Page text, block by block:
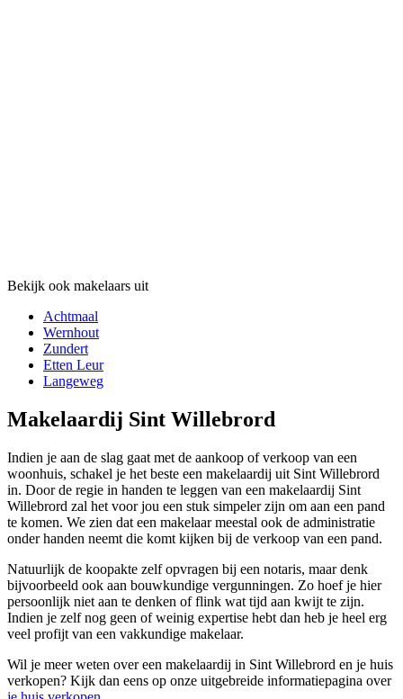
Bekijk ook makelaars uit
Achtmaal
Wernhout
Zundert
Etten Leur
Langeweg
Makelaardij Sint Willebrord
Indien je aan de slag gaat met de aankoop of verkoop van een
woonhuis, schakel je het beste een makelaardij uit Sint Willebrord
in. Door de regie in handen te leggen van een makelaardij Sint
Willebrord zal het voor jou een stuk simpeler zijn om aan een pand
te komen. We zien dat een makelaar meestal ook de administratie
onder handen neemt die komt kijken bij de verkoop van een pand.
Natuurlijk de koopakte zelf opvragen bij een notaris, maar denk
bijvoorbeeld ook aan bouwkundige vergunningen. Zo hoef je hier
persoonlijk niet aan te denken of flink wat tijd aan kwijt te zijn.
Indien je zelf nog geen of weinig expertise hebt dan heb je heel erg
veel profijt van een vakkundige makelaar.
Wil je meer weten over een makelaardij in Sint Willebrord en je huis
verkopen? Kijk dan eens op onze uitgebreide informatiepagina over